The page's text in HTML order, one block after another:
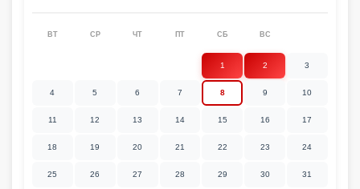
ВТ СР ЧТ ПТ СБ ВС
1 2 3
4 5 6 7 8 9 10
11 12 13 14 15 16 17
18 19 20 21 22 23 24
25 26 27 28 29 30 31